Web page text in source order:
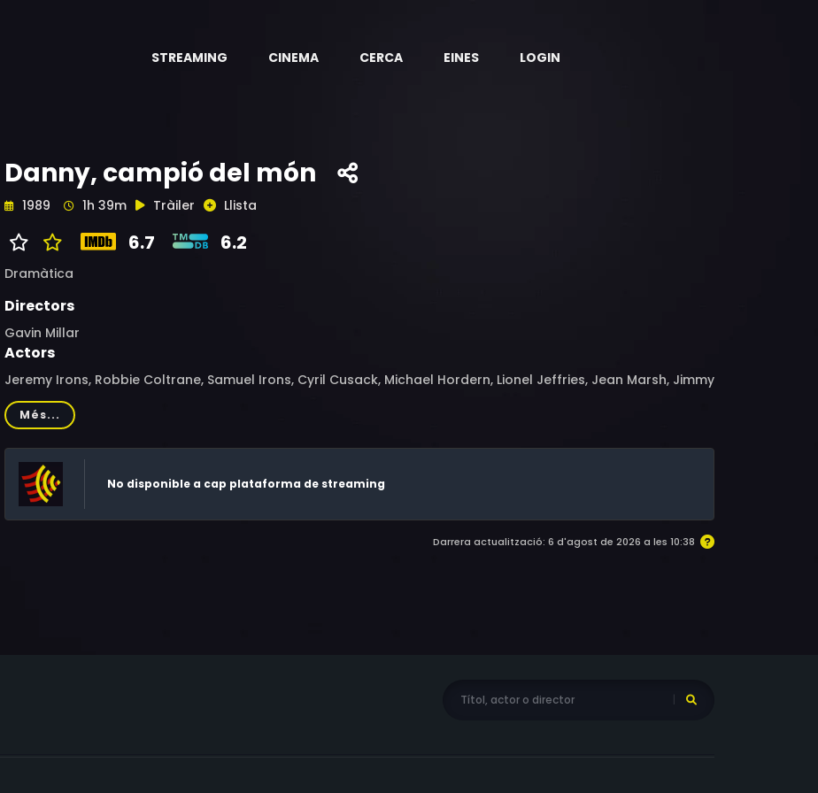
STREAMING CINEMA CERCA EINES LOGIN
Danny, campió del món
1989 1h 39m Tràiler Llista
6.7 6.2
Dramàtica
Directors
Gavin Millar
Actors
Jeremy Irons, Robbie Coltrane, Samuel Irons, Cyril Cusack, Michael Hordern, Lionel Jeffries, Jean Marsh, Jimmy
Nail, Ronald Pickup, John Woodvine, William Armstrong, Ceri Jackson, James Walker, Phil Nice, Anthony Collin,
John Grillo, Jonathan Adams, Andrew MacLachlan, Richard Cubison, Jonathan Leigh
Més...
No disponible a cap plataforma de streaming
Darrera actualització: 6 d'agost de 2026 a les 10:38